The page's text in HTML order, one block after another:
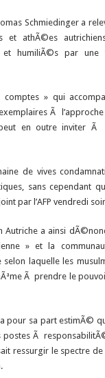
Schmiedinger a
et athÃ©es
et humiliÃ©s par une
» qui
Ã
en outre inviter Ã
de vives
sans cependant
par l’AFP vendredi
Autriche a ainsi
» et la
laquelle les
Ã prendre le
pour sa part estimÃ©
postes Ã
ressurgir le spectre